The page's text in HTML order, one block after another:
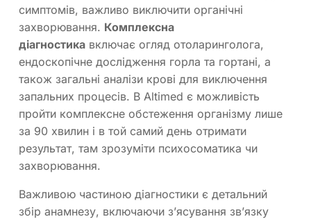
симптомів, важливо виключити органічні
захворювання. Комплексна
діагностика включає огляд отоларинголога,
ендоскопічне дослідження горла та гортані, а
також загальні аналізи крові для виключення
запальних процесів. В Altimed є можливість
пройти комплексне обстеження організму лише
за 90 хвилин і в той самий день отримати
результат, там зрозуміти психосоматика чи
захворювання.
Важливою частиною діагностики є детальний
збір анамнезу, включаючи з’ясування зв’язку